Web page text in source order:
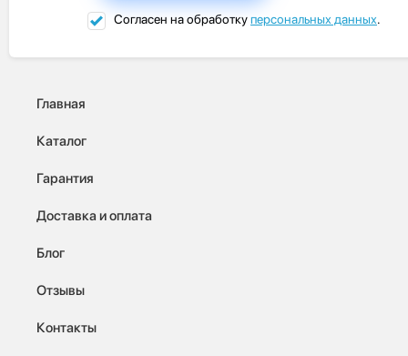
Согласен на обработкуперсональных данных.
Главная
Каталог
Гарантия
Доставка и оплата
Блог
Отзывы
Контакты